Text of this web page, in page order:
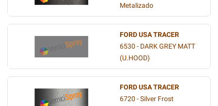
Metalizado
FORD USA TRACER
6530 - DARK GREY MATT
(U.HOOD)
FORD USA TRACER
6720 - Silver Frost